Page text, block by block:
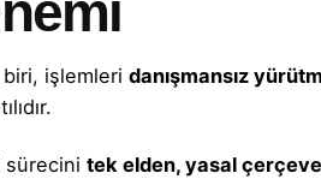
biri, işlemleridanışmansız
sürecinitek elden, yasal